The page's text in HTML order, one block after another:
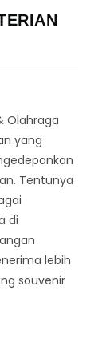
Olahraga
yang
Tentunya
di
lebih
souvenir